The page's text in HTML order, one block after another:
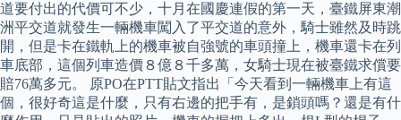
道要付出的代價可不少，十月在國慶連假的第一天，臺鐵屏東潮
洲平交道就發生一輛機車闖入了平交道的意外，騎士雖然及時跳
開，但是卡在鐵軌上的機車被自強號的車頭撞上，機車還卡在列
車底部，這個列車造價８億８千多萬，女騎士現在被臺鐵求償要
賠76萬多元。 原PO在PTT貼文指出「今天看到一輛機車上有這
個，很好奇這是什麼，只有右邊的把手有，是鎖頭嗎？還是有什